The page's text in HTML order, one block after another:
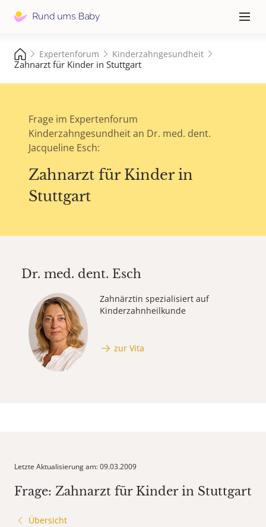
≡
Expertenforum Kinderzahngesundheit
Zahnarzt für Kinder in Stuttgart
Frage im Expertenforum
Kinderzahngesundheit an Dr. med. dent.
Jacqueline Esch:
Zahnarzt für Kinder in
Stuttgart
Dr. med. dent. Esch
Zahnärztin spezialisiert auf
Kinderzahnheilkunde
zur Vita
Letzte Aktualisierung am: 09.03.2009
Frage: Zahnarzt für Kinder in Stuttgart
Übersicht